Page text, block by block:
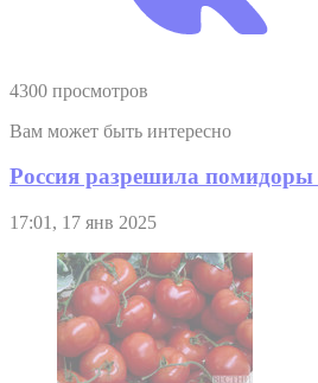
4300 просмотров
Вам может быть интересно
Россия разрешила помидоры
17:01, 17 янв 2025